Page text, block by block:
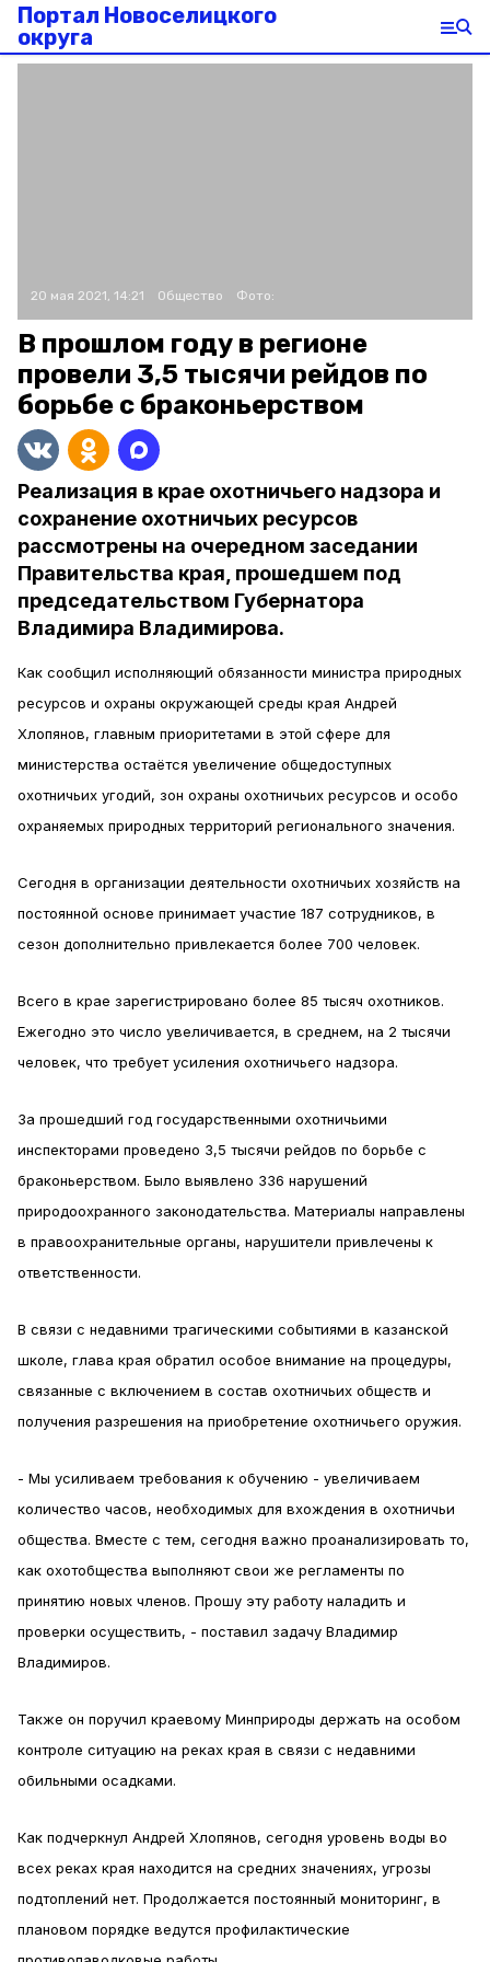
Портал Новоселицкого
округа
20 мая 2021, 14:21 Общество Фото:
В прошлом году в регионе
провели 3,5 тысячи рейдов по
борьбе с браконьерством
Реализация в крае охотничьего надзора и
сохранение охотничьих ресурсов
рассмотрены на очередном заседании
Правительства края, прошедшем под
председательством Губернатора
Владимира Владимирова.
Как сообщил исполняющий обязанности министра природных
ресурсов и охраны окружающей среды края Андрей
Хлопянов, главным приоритетами в этой сфере для
министерства остаётся увеличение общедоступных
охотничьих угодий, зон охраны охотничьих ресурсов и особо
охраняемых природных территорий регионального значения.
Сегодня в организации деятельности охотничьих хозяйств на
постоянной основе принимает участие 187 сотрудников, в
сезон дополнительно привлекается более 700 человек.
Всего в крае зарегистрировано более 85 тысяч охотников.
Ежегодно это число увеличивается, в среднем, на 2 тысячи
человек, что требует усиления охотничьего надзора.
За прошедший год государственными охотничьими
инспекторами проведено 3,5 тысячи рейдов по борьбе с
браконьерством. Было выявлено 336 нарушений
природоохранного законодательства. Материалы направлены
в правоохранительные органы, нарушители привлечены к
ответственности.
В связи с недавними трагическими событиями в казанской
школе, глава края обратил особое внимание на процедуры,
связанные с включением в состав охотничьих обществ и
получения разрешения на приобретение охотничьего оружия.
- Мы усиливаем требования к обучению - увеличиваем
количество часов, необходимых для вхождения в охотничьи
общества. Вместе с тем, сегодня важно проанализировать то,
как охотобщества выполняют свои же регламенты по
принятию новых членов. Прошу эту работу наладить и
проверки осуществить, - поставил задачу Владимир
Владимиров.
Также он поручил краевому Минприроды держать на особом
контроле ситуацию на реках края в связи с недавними
обильными осадками.
Как подчеркнул Андрей Хлопянов, сегодня уровень воды во
всех реках края находится на средних значениях, угрозы
подтоплений нет. Продолжается постоянный мониторинг, в
плановом порядке ведутся профилактические